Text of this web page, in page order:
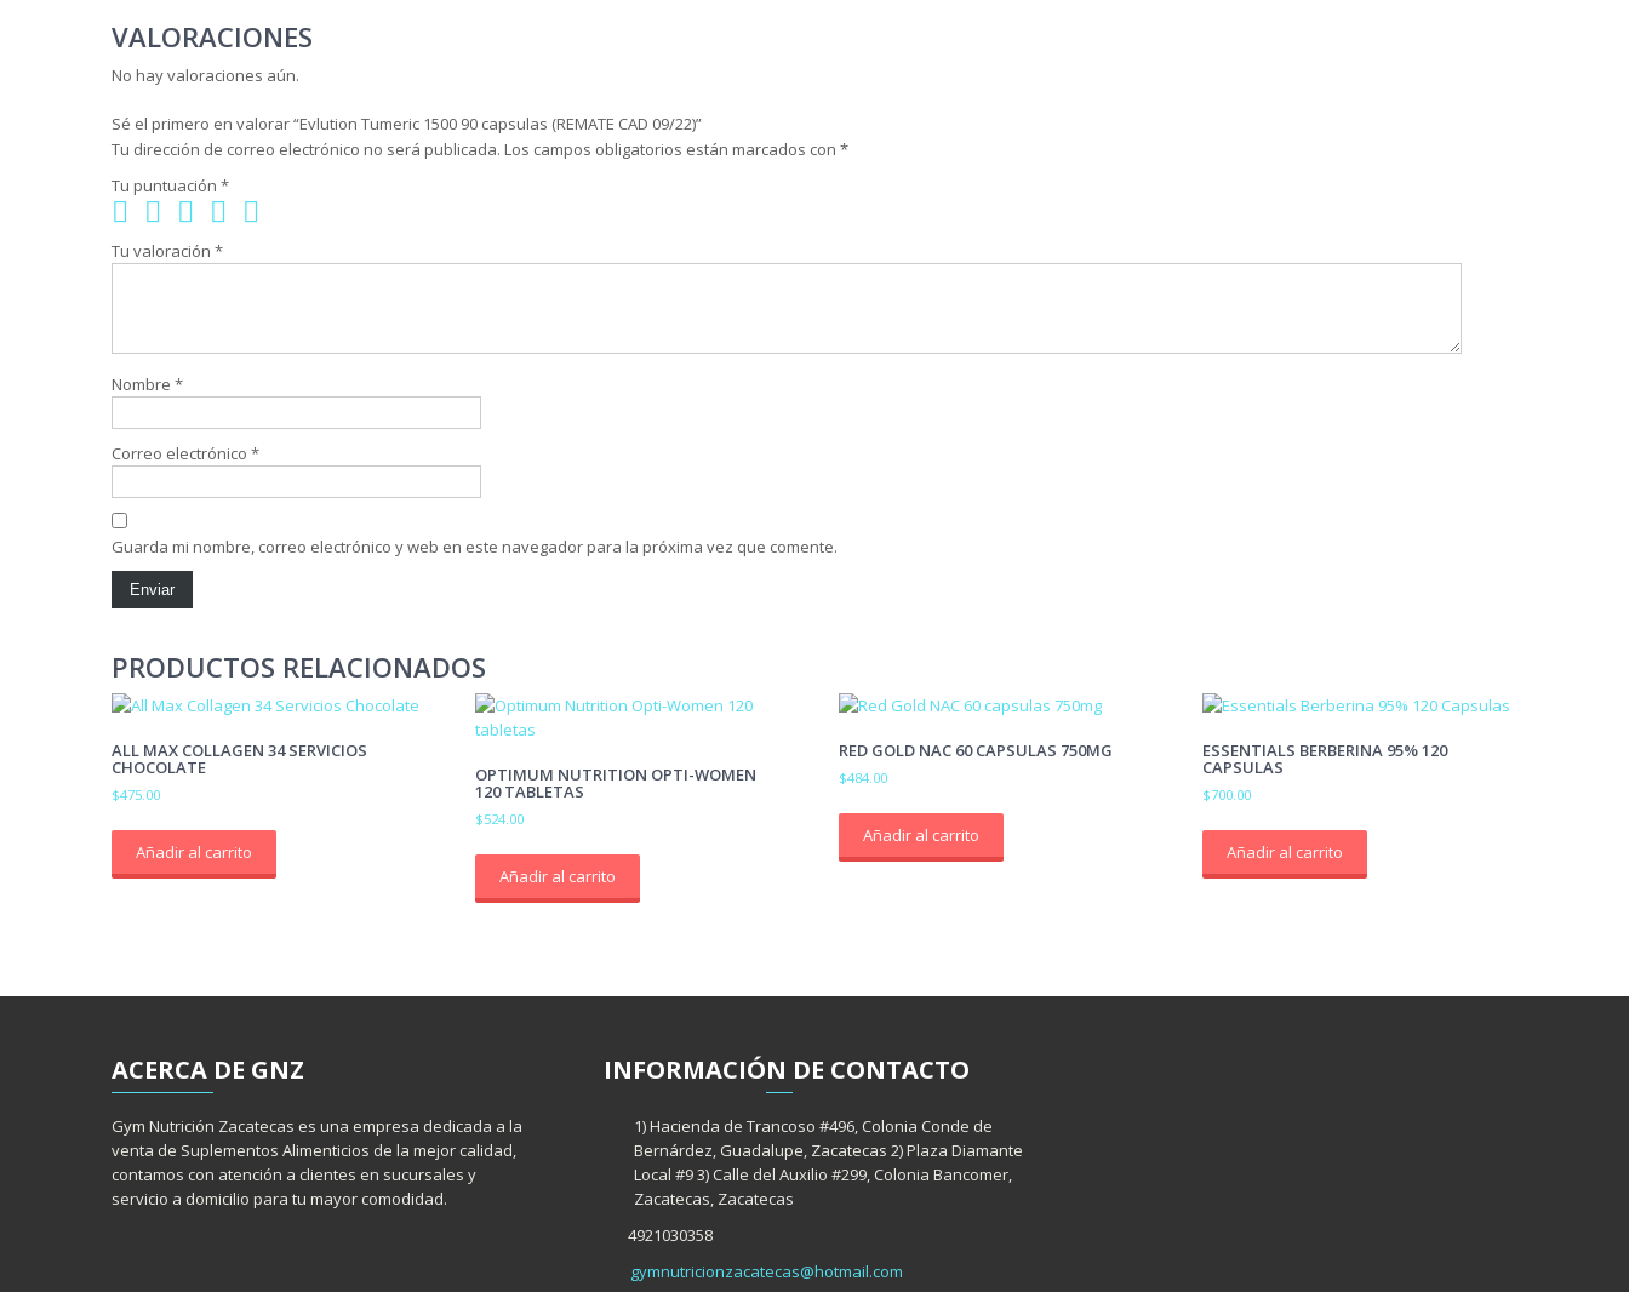
VALORACIONES
No hay valoraciones aún.
Sé el primero en valorar “Evlution Tumeric 1500 90 capsulas (REMATE CAD 09/22)”
Tu dirección de correo electrónico no será publicada. Los campos obligatorios están marcados con *
Tu puntuación *
Tu valoración *
Nombre *
Correo electrónico *
Guarda mi nombre, correo electrónico y web en este navegador para la próxima vez que comente.
PRODUCTOS RELACIONADOS
ALL MAX COLLAGEN 34 SERVICIOS
CHOCOLATE
$475.00
Añadir al carrito
OPTIMUM NUTRITION OPTI-WOMEN
120 TABLETAS
$524.00
Añadir al carrito
RED GOLD NAC 60 CAPSULAS 750MG
$484.00
Añadir al carrito
ESSENTIALS BERBERINA 95% 120
CAPSULAS
$700.00
Añadir al carrito
ACERCA DE GNZ
Gym Nutrición Zacatecas es una empresa dedicada a la
venta de Suplementos Alimenticios de la mejor calidad,
contamos con atención a clientes en sucursales y
servicio a domicilio para tu mayor comodidad.
INFORMACIÓN DE CONTACTO
1) Hacienda de Trancoso #496, Colonia Conde de
Bernárdez, Guadalupe, Zacatecas 2) Plaza Diamante
Local #9 3) Calle del Auxilio #299, Colonia Bancomer,
Zacatecas, Zacatecas
4921030358
gymnutricionzacatecas@hotmail.com